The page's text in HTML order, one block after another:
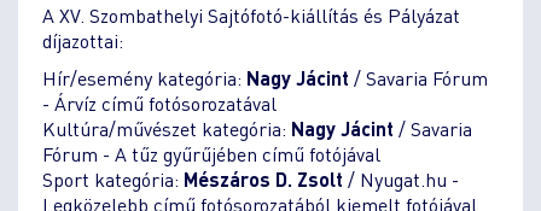
A XV. Szombathelyi Sajtófotó-kiállítás és Pályázat
díjazottai:
Hír/esemény kategória: Nagy Jácint / Savaria Fórum
- Árvíz című fotósorozatával
Kultúra/művészet kategória: Nagy Jácint / Savaria
Fórum - A tűz gyűrűjében című fotójával
Sport kategória: Mészáros D. Zsolt / Nyugat.hu -
Legközelebb című fotósorozatából kiemelt fotójával